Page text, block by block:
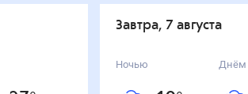
м/с
Завтра, 7 августа
Ночью Днём